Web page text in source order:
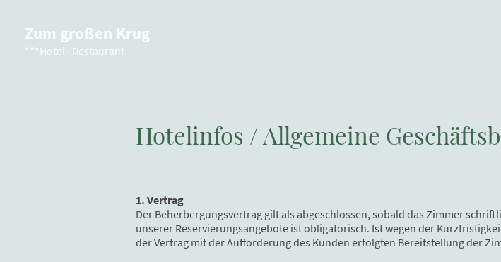
Zum großen Krug
***Hotel · Restaurant
Hotelinfos / Allgemeine
1. Vertrag
Der Beherbergungsvertrag gilt als abgeschlossen, sobald das Zimmer
unserer Reservierungsangebote ist obligatorisch. Ist wegen der
der Vertrag mit der Aufforderung des Kunden erfolgten Bereitstellung der